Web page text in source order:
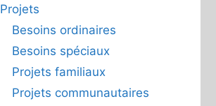
Projets
Besoins ordinaires
Besoins spéciaux
Projets familiaux
Projets communautaires